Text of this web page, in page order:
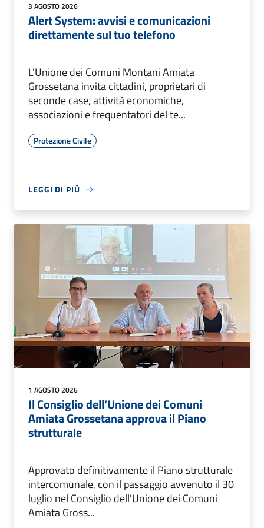
3 AGOSTO 2026
Alert System: avvisi e comunicazioni
direttamente sul tuo telefono
L'Unione dei Comuni Montani Amiata
Grossetana invita cittadini, proprietari di
seconde case, attività economiche,
associazioni e frequentatori del te...
Protezione Civile
LEGGI DI PIÙ
1 AGOSTO 2026
Il Consiglio dell’Unione dei Comuni
Amiata Grossetana approva il Piano
strutturale
Approvato definitivamente il Piano strutturale
intercomunale, con il passaggio avvenuto il 30
luglio nel Consiglio dell'Unione dei Comuni
Amiata Gross...